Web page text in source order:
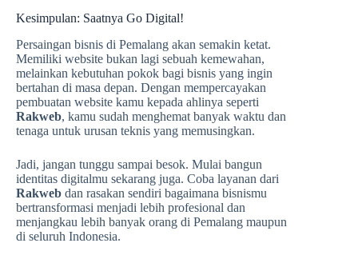
Kesimpulan: Saatnya Go Digital!
Persaingan bisnis di Pemalang akan semakin ketat.
Memiliki website bukan lagi sebuah kemewahan,
melainkan kebutuhan pokok bagi bisnis yang ingin
bertahan di masa depan. Dengan mempercayakan
pembuatan website kamu kepada ahlinya seperti
Rakweb, kamu sudah menghemat banyak waktu dan
tenaga untuk urusan teknis yang memusingkan.
Jadi, jangan tunggu sampai besok. Mulai bangun
identitas digitalmu sekarang juga. Coba layanan dari
Rakweb dan rasakan sendiri bagaimana bisnismu
bertransformasi menjadi lebih profesional dan
menjangkau lebih banyak orang di Pemalang maupun
di seluruh Indonesia.